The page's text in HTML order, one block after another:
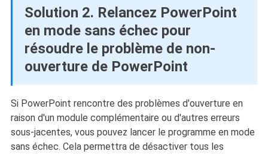
Solution 2. Relancez PowerPoint
en mode sans échec pour
résoudre le problème de non-
ouverture de PowerPoint
Si PowerPoint rencontre des problèmes d'ouverture en
raison d'un module complémentaire ou d'autres erreurs
sous-jacentes, vous pouvez lancer le programme en mode
sans échec. Cela permettra de désactiver tous les